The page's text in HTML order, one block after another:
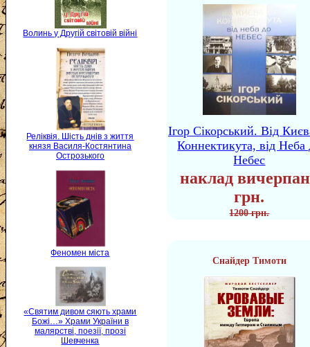
Волинь у Другій світовій війні
Реліквія. Шість днів з життя
князя Василя-Костянтина
Острозького
Феномен міста
«Святим дивом сяють храми
Божі…» Храми України в
малярстві, поезії, прозі
Шевченка
Ігор Сікорський. Від
Коннектикута, від Неба
Небес
наклад
грн.
1200 грн.
Снайдер Тимоти